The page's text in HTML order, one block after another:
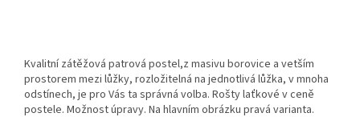
Kvalitní zátěžová patrová postel,z masivu borovice a vetším
prostorem mezi lůžky, rozložitelná na jednotlivá lůžka, v mnoha
odstínech, je pro Vás ta správná volba. Rošty laťkové v ceně
postele. Možnost úpravy. Na hlavním obrázku pravá varianta.